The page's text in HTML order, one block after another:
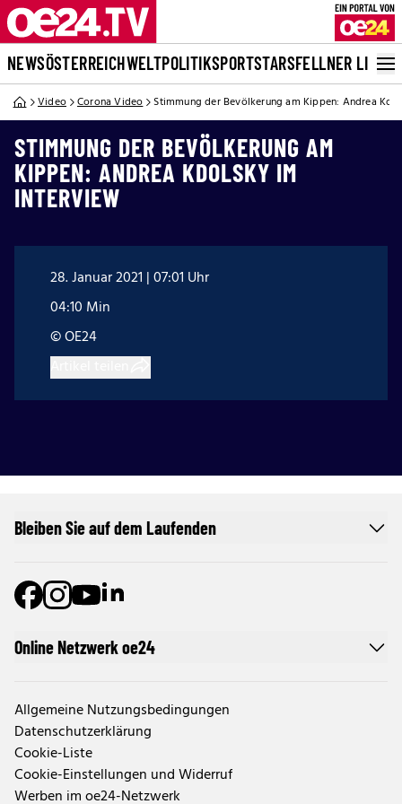
NEWSÖSTERREICHWELTPOLITIKSPORTSTARSFELLNER LIVE
Video Corona Video Stimmung der Bevölkerung am Kippen: Andrea
STIMMUNG DER BEVÖLKERUNG AM
KIPPEN: ANDREA KDOLSKY IM
INTERVIEW
28. Januar 2021 | 07:01 Uhr
04:10 Min
© OE24
Online Netzwerk oe24
Allgemeine Nutzungsbedingungen
Datenschutzerklärung
Cookie-Liste
Cookie-Einstellungen und Widerruf
Werben im oe24-Netzwerk
Bleiben Sie auf dem Laufenden